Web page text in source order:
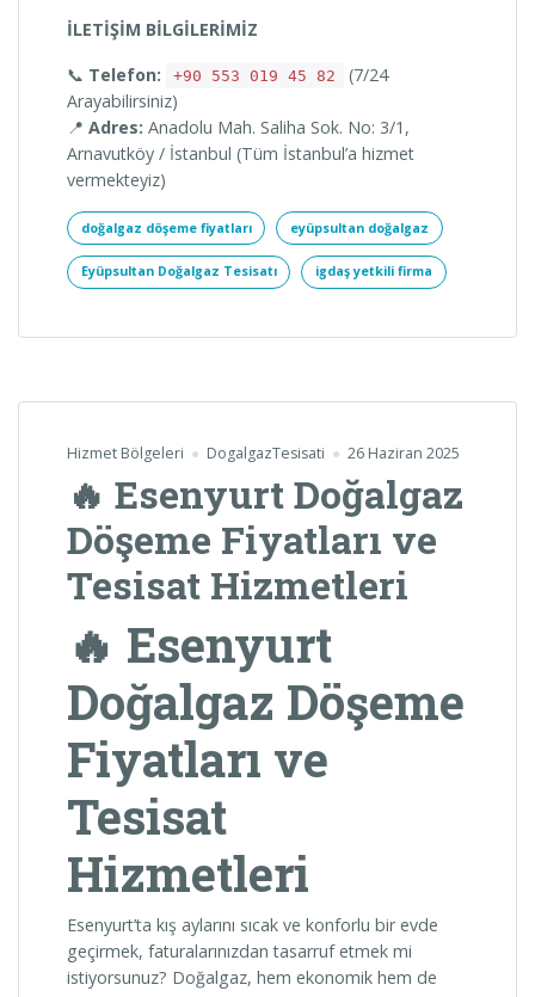
İLETİŞİM BİLGİLERİMİZ
📞 Telefon: +90 553 019 45 82
(7/24
Arayabilirsiniz)
📍 Adres: Anadolu Mah. Saliha Sok. No: 3/1,
Arnavutköy / İstanbul (Tüm İstanbul’a hizmet
vermekteyiz)
doğalgaz döşeme fiyatları eyüpsultan doğalgaz
Eyüpsultan Doğalgaz Tesisatı igdaş yetkili firma
Hizmet Bölgeleri DogalgazTesisati 26 Haziran 2025
🔥 Esenyurt Doğalgaz
Döşeme Fiyatları ve
Tesisat Hizmetleri
🔥 Esenyurt
Doğalgaz Döşeme
Fiyatları ve
Tesisat
Hizmetleri
Esenyurt’ta kış aylarını sıcak ve konforlu bir evde
geçirmek, faturalarınızdan tasarruf etmek mi
istiyorsunuz? Doğalgaz, hem ekonomik hem de